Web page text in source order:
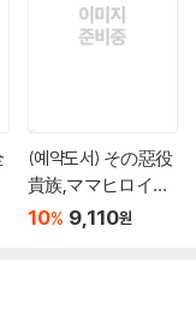
(예약도서) その惡役
貴族,ママヒロイン
10% 9,110원